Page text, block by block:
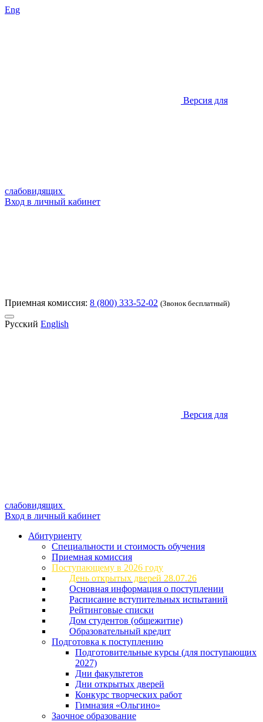
Eng
Версия для
слабовидящих
Вход в личный кабинет
Приемная комиссия: 8 (800) 333-52-02 (Звонок бесплатный)
Русский English
Версия для
слабовидящих
Вход в личный кабинет
Абитуриенту
Специальности и стоимость обучения
Приемная комиссия
Поступающему в 2026 году
День открытых дверей 28.07.26
Основная информация о поступлении
Расписание вступительных испытаний
Рейтинговые списки
Дом студентов (общежитие)
Образовательный кредит
Подготовка к поступлению
Подготовительные курсы (для поступающих
2027)
Дни факультетов
Дни открытых дверей
Конкурс творческих работ
Гимназия «Ольгино»
Заочное образование